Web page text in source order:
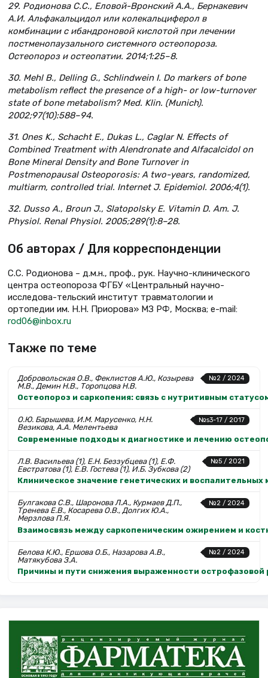
29. Родионова С.С., Еловой-Вронский А.А., Бернакевич
А.И. Альфакальцидол или колекальциферол в
комбинации с ибандроновой кислотой при лечении
постменопаузального системного остеопороза.
Остеопороз и остеопатии. 2014;1:25–8.
30. Mehl B., Delling G., Schlindwein I. Do markers of bone
metabolism reflect the presence of a high- or low-turnover
state of bone metabolism? Med. Klin. (Munich).
2002;97(10):588–94.
31. Ones K., Schacht E., Dukas L., Caglar N. Effects of
Combined Treatment with Alendronate and Alfacalcidol on
Bone Mineral Density and Bone Turnover in
Postmenopausal Osteoporosis: A two-years, randomized,
multiarm, controlled trial. Internet J. Epidemiol. 2006;4(1).
32. Dusso A., Broun J., Slatopolsky E. Vitamin D. Am. J.
Physiol. Renal Physiol. 2005;289(1):8–28.
Об авторах / Для корреспонденции
С.С. Родионова – д.м.н., проф., рук. Научно-клинического
центра остеопороза ФГБУ «Центральный научно-
исследова-тельский институт травматологии и
ортопедии им. Н.Н. Приорова» МЗ РФ, Москва; e-mail:
rod06@inbox.ru
Также по теме
№2 / 2024
Добровольская О.В., Феклистов А.Ю., Козырева
М.В., Демин Н.В., Торопцова Н.В.
Остеопороз и саркопения: связь с нутритивным
№s3-17 / 2017
О.Ю. Барышева, И.М. Марусенко, Н.Н.
Везикова, А.А. Мелентьева
Современные подходы к диагностике и лечению
№5 / 2021
Л.В. Васильева (1), Е.Н. Беззубцева (1), Е.Ф.
Евстратова (1), Е.В. Гостева (1), И.Б. Зубкова (2)
Клиническое значение генетических и
№2 / 2024
Булгакова С.В., Шаронова Л.А., Курмаев Д.П.,
Тренева Е.В., Косарева О.В., Долгих Ю.А.,
Мерзлова П.Я.
Взаимосвязь между саркопеническим ожирением и
№2 / 2024
Белова К.Ю., Ершова О.Б., Назарова А.В.,
Матякубова З.А.
Причины и пути снижения выраженности